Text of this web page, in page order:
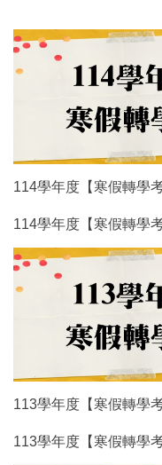
114學年度【寒假轉學
114學年度【寒假轉學
113學年度【寒假轉學
113學年度【寒假轉學